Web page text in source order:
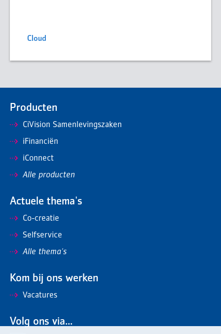
Cloud
Producten
CiVision Samenlevingszaken
iFinanciën
iConnect
Alle producten
Actuele thema's
Co-creatie
Selfservice
Alle thema's
Kom bij ons werken
Vacatures
Volg ons via...